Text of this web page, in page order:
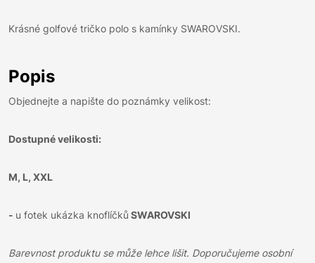
Krásné golfové tričko polo s kamínky SWAROVSKI.
Popis
Objednejte a napište do poznámky velikost:
Dostupné velikosti:
M, L, XXL
- u fotek ukázka knoflíčků SWAROVSKI
Barevnost produktu se může lehce lišit. Doporučujeme osobní